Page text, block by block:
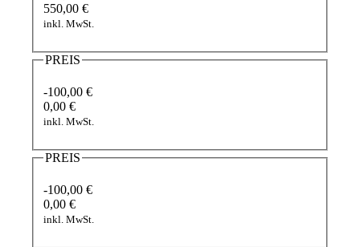
550,00 €
inkl. MwSt.
PREIS
-100,00 €
0,00 €
inkl. MwSt.
PREIS
-100,00 €
0,00 €
inkl. MwSt.